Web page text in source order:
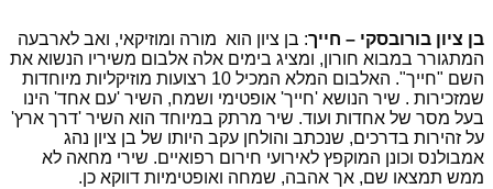
בן ציון בורובסקי – חייך: בן ציון הוא מורה ומוזיקאי, ואב לארבעה
המתגורר במבוא חורון, ומציג בימים אלה אלבום משיריו הנשוא את
השם "חייך". האלבום המלא המכיל 10 רצועות מוזיקליות מיוחדות
שמזכירות . שיר הנושא 'חייך' אופטימי ושמח, השיר 'עם אחד' הינו
בעל מסר של אחדות ועוד. שיר מרתק במיוחד הוא השיר 'דרך ארץ'
על זהירות בדרכים, שנכתב והולחן עקב היותו של בן ציון נהג
אמבולנס וכונן המוקפץ לאירועי חירום רפואיים. שירי מחאה לא
ממש תמצאו שם, אך אהבה, שמחה ואופטימיות דווקא כן.